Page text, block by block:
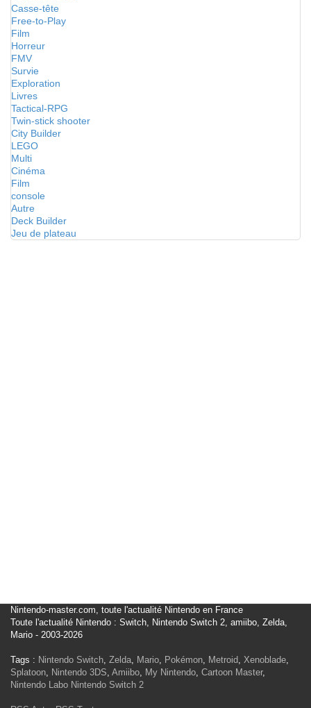
Casse-tête
Free-to-Play
Film
Horreur
FMV
Survie
Exploration
Livres
Tactical-RPG
Twin-stick shooter
City Builder
LEGO
Multi
Cinéma
Film
console
Autre
Deck Builder
Jeu de plateau
Nintendo-master.com, toute l'actualité Nintendo en France
Toute l'actualité Nintendo : Switch, Nintendo Switch 2, amiibo, Zelda,
Mario - 2003-2026
Tags : Nintendo Switch, Zelda, Mario, Pokémon, Metroid, Xenoblade,
Splatoon, Nintendo 3DS, Amiibo, My Nintendo, Cartoon Master,
Nintendo Labo Nintendo Switch 2